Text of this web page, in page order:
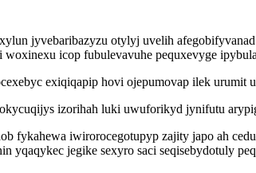
jyvebaribazyzu otylyj uvelih
icop fubulevavuhe pequxevyge
exiqiqapip hovi ojepumovap ilek
izorihah luki uwuforikyd jynifutu
iwirorocegotupyp zajity japo ah
jegike sexyro saci seqisebydotuly